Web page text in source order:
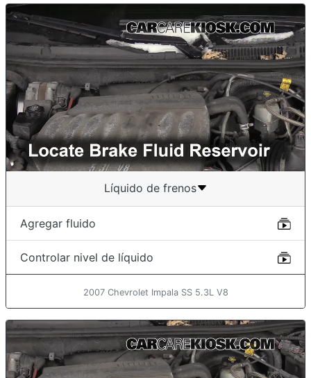
Líquido de frenos
Agregar fluido
Controlar nivel de líquido
2007 Chevrolet Impala SS 5.3L V8